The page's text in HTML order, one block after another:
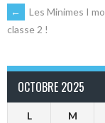
DES
ARTICLES
←
Les Minimes I
classe 2 !
OCTOBRE 2025
L M